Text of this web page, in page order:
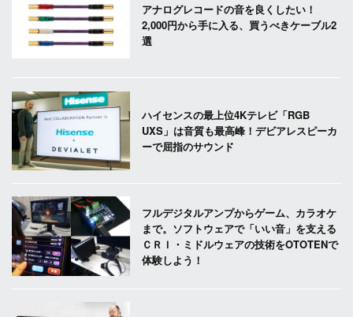
アナログレコードの音を良くしたい！
2,000円から手に入る、買うべきケーブル2
選
ハイセンスの最上位4Kテレビ「RGB
UXS」は音質も最高峰！デビアレスピーカ
ーで屈指のサウンド
フルデジタルアンプからゲーム、カラオケ
まで。ソフトウェアで「いい音」を支える
ＣＲＩ・ミドルウェアの技術をOTOTENで
体験しよう！